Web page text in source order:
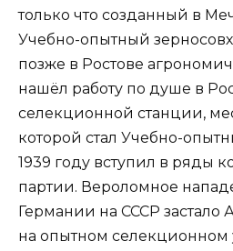
только что созданный в
Учебно-опытный
позже в Ростове
нашёл работу по душе в
селекционной станции,
которой стал Учебно-
1939 году вступил в ряды
партии. Вероломное
Германии на СССР застало
на опытном селекционном